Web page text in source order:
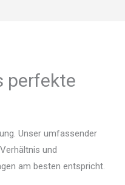
perfekte
Unser umfassender
und
am besten entspricht.